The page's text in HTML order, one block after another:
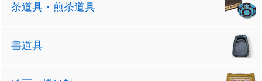
茶道具・煎茶道具
書道具